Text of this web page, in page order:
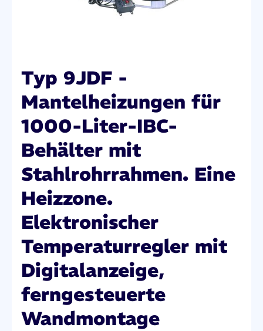
Typ 9JDF -
Mantelheizungen für
1000-Liter-IBC-
Behälter mit
Stahlrohrrahmen. Eine
Heizzone.
Elektronischer
Temperaturregler mit
Digitalanzeige,
ferngesteuerte
Wandmontage